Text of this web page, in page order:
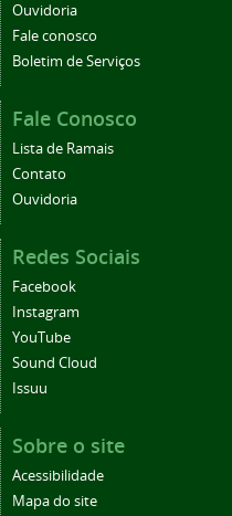
Ouvidoria
Fale conosco
Boletim de Serviços
Fale Conosco
Lista de Ramais
Contato
Ouvidoria
Redes Sociais
Facebook
Instagram
YouTube
Sound Cloud
Issuu
Sobre o site
Acessibilidade
Mapa do site